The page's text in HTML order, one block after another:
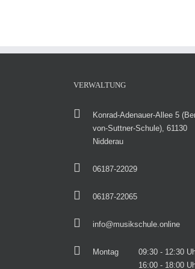
VERWALTUNG
Konrad-Adenauer-Allee 5
von-Suttner-Schule), 61130
Nidderau
06187-22029
06187-22065
info@musikschule.online
Montag
09:30 - 12:30
16:00 - 18:00